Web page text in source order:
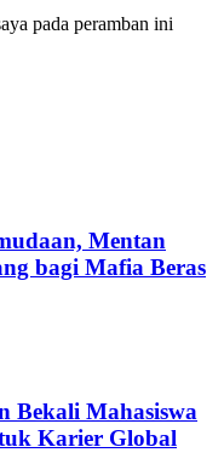
pada peramban ini
Mentan
bagi Mafia Beras
Bekali Mahasiswa
Karier Global